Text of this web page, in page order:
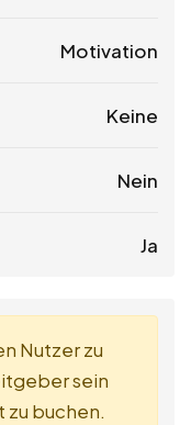
Motivation
Keine
Nein
Ja
Nutzer zu
sein
zu buchen.